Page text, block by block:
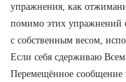
упражнения, как
помимо этих упражнений
с собственным весом,
Если себя сдерживаю
Перемещённое сообщение